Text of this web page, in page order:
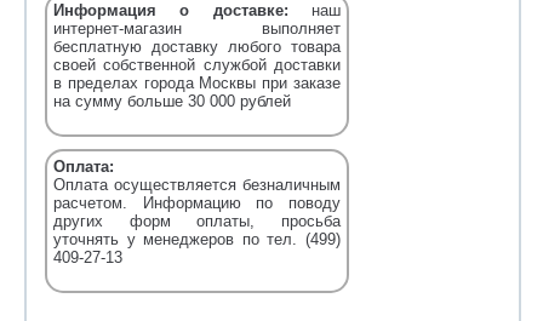
Информация о доставке: наш
интернет-магазин выполняет
бесплатную доставку любого товара
своей собственной службой доставки
в пределах города Москвы при заказе
на сумму больше 30 000 рублей
Оплата:
Оплата осуществляется безналичным
расчетом. Информацию по поводу
других форм оплаты, просьба
уточнять у менеджеров по тел. (499)
409-27-13